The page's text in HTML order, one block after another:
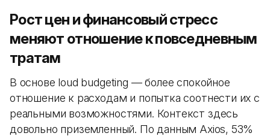
Рост цен и финансовый стресс
меняют отношение к повседневным
тратам
В основе loud budgeting — более спокойное
отношение к расходам и попытка соотнести их с
реальными возможностями. Контекст здесь
довольно приземленный. По данным Axios, 53%